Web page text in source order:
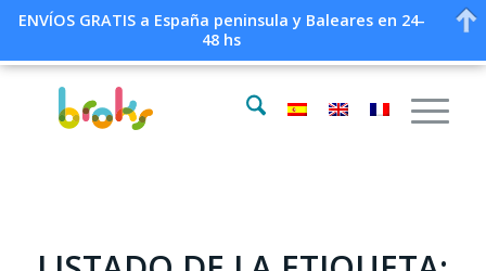
ENVÍOS GRATIS a España peninsula y Baleares en 24-
48 hs